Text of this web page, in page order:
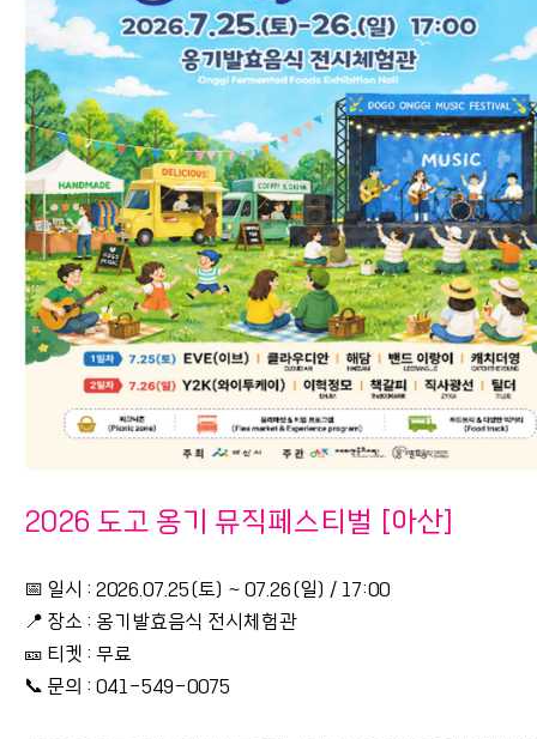
2026 도고 옹기 뮤직페스티벌 [아산]
📅 일시 : 2026.07.25(토) ~ 07.26(일) / 17:00
📍 장소 : 옹기발효음식 전시체험관
🎫 티켓 : 무료
📞 문의 : 041-549-0075